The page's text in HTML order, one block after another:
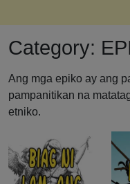
Category:
Ang mga epiko ay ang
pampanitikan na
etniko.